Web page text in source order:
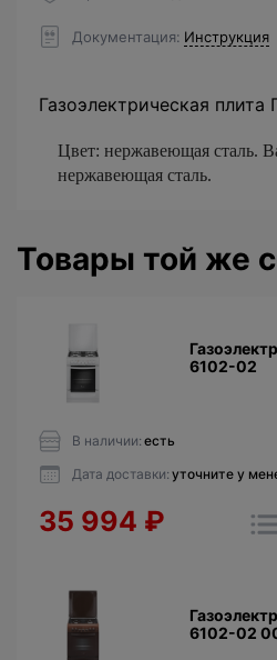
Документация Инструкция
Газоэлектрическая
Цвет: нержавеющая сталь.
нержавеющая сталь.
Товары той же
6102-02
В наличии: есть
Дата доставки: уточните у
35 994 ₽
6102-02